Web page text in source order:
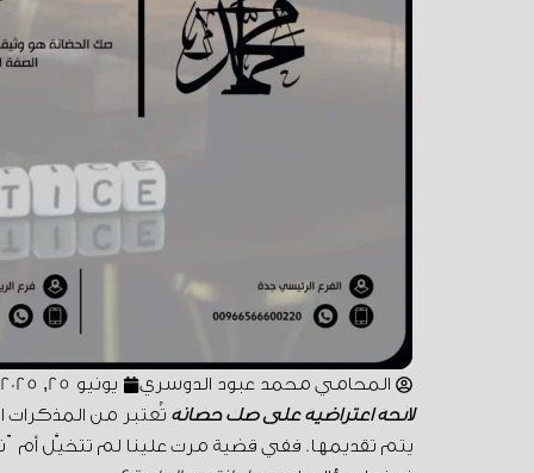
المحامي محمد عبود الدوسري يونيو 25, 2025
لائحة اعتراضية على صك حضانة تُعتبر من المذكرات
يتم تقديمها. ففي قضية مرت علينا لم تتخيَّل